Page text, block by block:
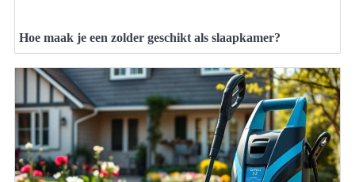
Hoe maak je een zolder geschikt als slaapkamer?